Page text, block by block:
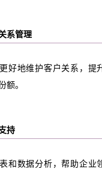
系管理
好地维护客户关系，提
额。
持
和数据分析，帮助企业